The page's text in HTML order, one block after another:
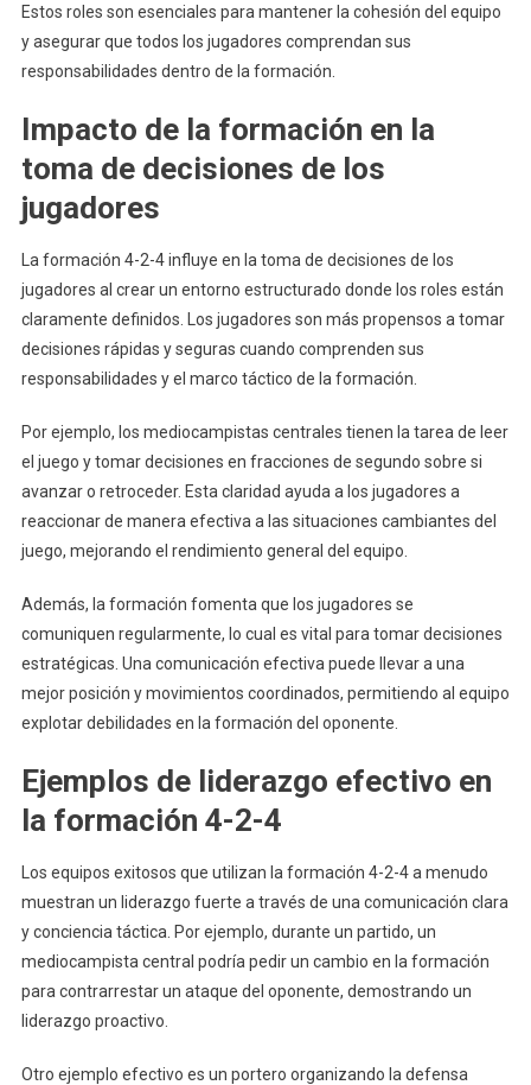
Estos roles son esenciales para mantener la cohesión del equipo
y asegurar que todos los jugadores comprendan sus
responsabilidades dentro de la formación.
Impacto de la formación en la
toma de decisiones de los
jugadores
La formación 4-2-4 influye en la toma de decisiones de los
jugadores al crear un entorno estructurado donde los roles están
claramente definidos. Los jugadores son más propensos a tomar
decisiones rápidas y seguras cuando comprenden sus
responsabilidades y el marco táctico de la formación.
Por ejemplo, los mediocampistas centrales tienen la tarea de leer
el juego y tomar decisiones en fracciones de segundo sobre si
avanzar o retroceder. Esta claridad ayuda a los jugadores a
reaccionar de manera efectiva a las situaciones cambiantes del
juego, mejorando el rendimiento general del equipo.
Además, la formación fomenta que los jugadores se
comuniquen regularmente, lo cual es vital para tomar decisiones
estratégicas. Una comunicación efectiva puede llevar a una
mejor posición y movimientos coordinados, permitiendo al equipo
explotar debilidades en la formación del oponente.
Ejemplos de liderazgo efectivo en
la formación 4-2-4
Los equipos exitosos que utilizan la formación 4-2-4 a menudo
muestran un liderazgo fuerte a través de una comunicación clara
y conciencia táctica. Por ejemplo, durante un partido, un
mediocampista central podría pedir un cambio en la formación
para contrarrestar un ataque del oponente, demostrando un
liderazgo proactivo.
Otro ejemplo efectivo es un portero organizando la defensa